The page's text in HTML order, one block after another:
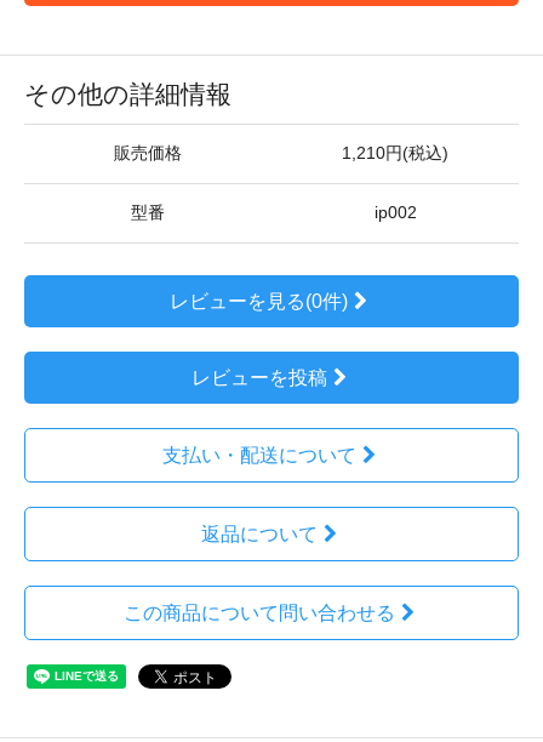
その他の詳細情報
販売価格 1,210円(税込)
型番 ip002
レビューを見る(0件)
レビューを投稿
支払い・配送について
返品について
この商品について問い合わせる